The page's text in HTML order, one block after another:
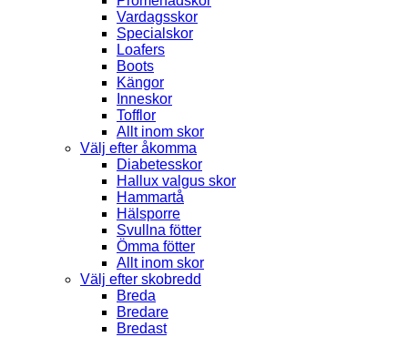
Vardagsskor
Specialskor
Loafers
Boots
Kängor
Inneskor
Tofflor
Allt inom skor
Välj efter åkomma
Diabetesskor
Hallux valgus skor
Hammartå
Hälsporre
Svullna fötter
Ömma fötter
Allt inom skor
Välj efter skobredd
Breda
Bredare
Bredast